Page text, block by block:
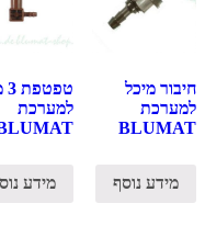
חיבור מיכל
למערכת
BLUMAT
מידע נוסף
למערכת
מידע